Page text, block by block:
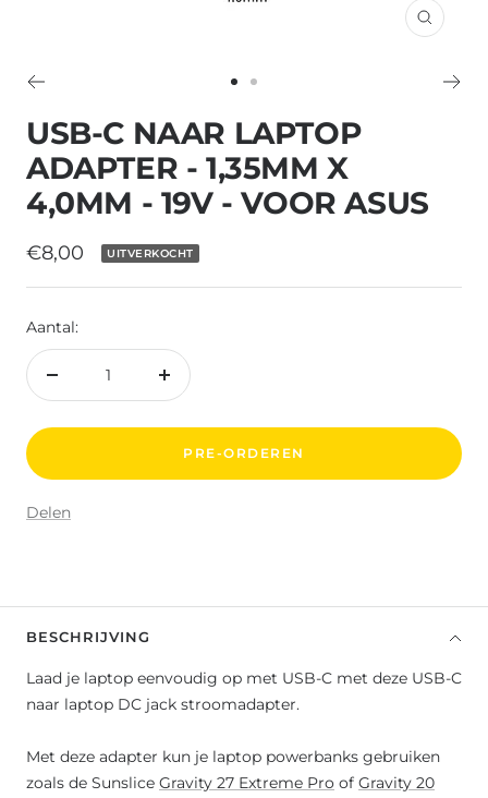
naar
dia
1
naar
dia
2
USB-C NAAR LAPTOP
ADAPTER - 1,35MM X
4,0MM - 19V - VOOR ASUS
Verkoopprijs
€8,00 UITVERKOCHT
Aantal:
Aantal
PRE-ORDEREN
Delen
BESCHRIJVING
Laad je laptop eenvoudig op met USB-C met deze USB-C
naar laptop DC jack stroomadapter.
Met deze adapter kun je laptop powerbanks gebruiken
zoals de Sunslice Gravity 27 Extreme Pro of Gravity 20